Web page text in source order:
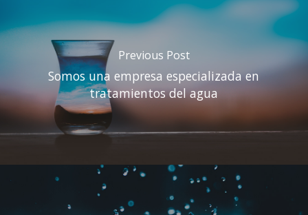
Previous Post
Somos una empresa especializada en
tratamientos del agua